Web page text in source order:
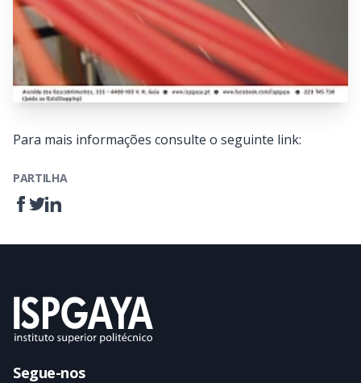
Para mais informações consulte o seguinte link:
PARTILHA
Segue-nos